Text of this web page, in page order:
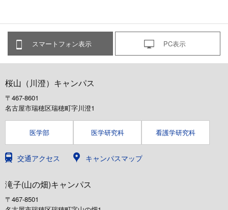
スマートフォン表示 PC表示
桜山（川澄）キャンパス
〒467-8601
名古屋市瑞穂区瑞穂町字川澄1
医学部 医学研究科 看護学研究科
交通アクセス キャンパスマップ
滝子(山の畑)キャンパス
〒467-8501